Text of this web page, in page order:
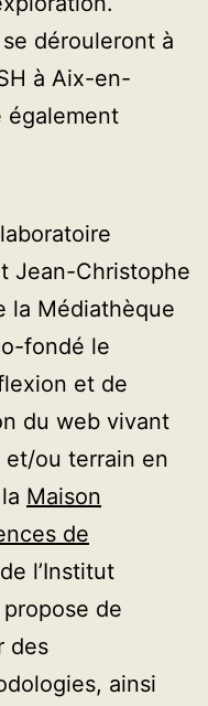
dérouleront à
à Aix-en-
également
Jean-Christophe
la Médiathèque
fondé le
et de
du web vivant
et/ou terrain en
Maison
de
l’Institut
de
des
ainsi